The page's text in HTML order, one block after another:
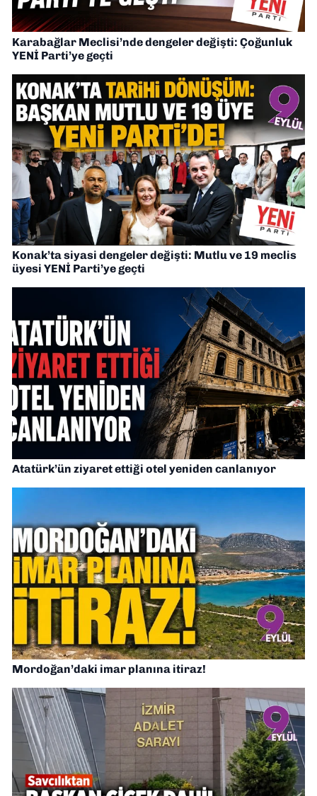
Karabağlar Meclisi’nde dengeler değişti: Çoğunluk
YENİ Parti’ye geçti
Konak’ta siyasi dengeler değişti: Mutlu ve 19 meclis
üyesi YENİ Parti’ye geçti
Atatürk’ün ziyaret ettiği otel yeniden canlanıyor
Mordoğan’daki imar planına itiraz!